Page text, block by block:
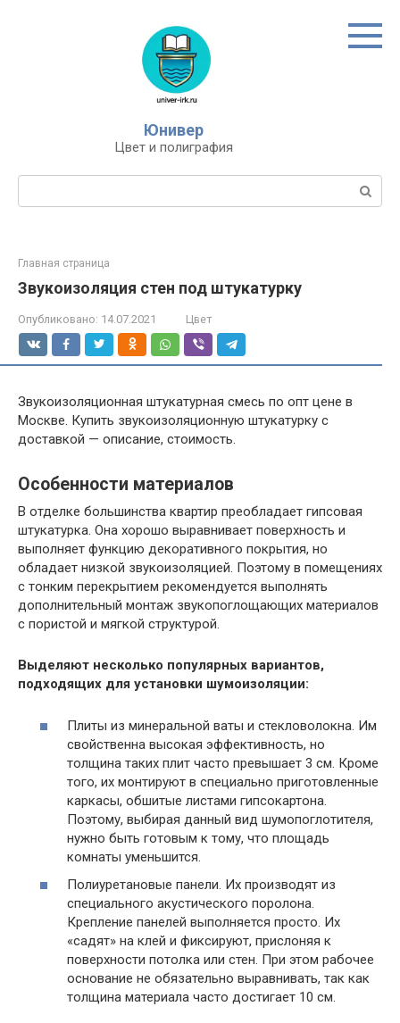
Юнивер
Цвет и полиграфия
Главная страница
Звукоизоляция стен под штукатурку
Опубликовано: 14.07.2021 Цвет
Звукоизоляционная штукатурная смесь по опт цене в
Москве. Купить звукоизоляционную штукатурку с
доставкой — описание, стоимость.
Особенности материалов
В отделке большинства квартир преобладает гипсовая
штукатурка. Она хорошо выравнивает поверхность и
выполняет функцию декоративного покрытия, но
обладает низкой звукоизоляцией. Поэтому в помещениях
с тонким перекрытием рекомендуется выполнять
дополнительный монтаж звукопоглощающих материалов
с пористой и мягкой структурой.
Выделяют несколько популярных вариантов,
подходящих для установки шумоизоляции:
Плиты из минеральной ваты и стекловолокна. Им
свойственна высокая эффективность, но
толщина таких плит часто превышает 3 см. Кроме
того, их монтируют в специально приготовленные
каркасы, обшитые листами гипсокартона.
Поэтому, выбирая данный вид шумопоглотителя,
нужно быть готовым к тому, что площадь
комнаты уменьшится.
Полиуретановые панели. Их производят из
специального акустического поролона.
Крепление панелей выполняется просто. Их
«садят» на клей и фиксируют, прислоняя к
поверхности потолка или стен. При этом рабочее
основание не обязательно выравнивать, так как
толщина материала часто достигает 10 см.